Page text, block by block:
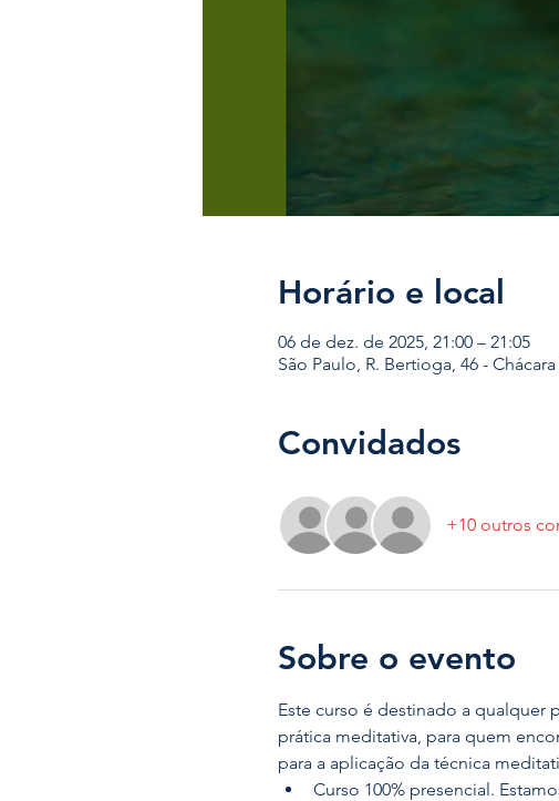
Horário e local
06 de dez. de 2025, 21:00 – 21:05
São Paulo, R. Bertioga, 46 -
Convidados
+10 outros
Sobre o evento
Este curso é destinado a qualquer
prática meditativa, para quem
para a aplicação da técnica
Curso 100% presencial.